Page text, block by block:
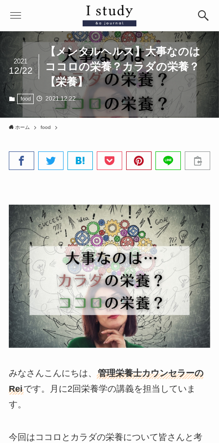
【メンタルヘルス】大事なのは
ココロの栄養？カラダの栄養？
【栄養】
2021
12/22
food 2021.12.22
ホーム food
みなさんこんにちは、 管理栄養士カウンセラーの
Reiです。月に2回栄養学の講義を担当していま
す。
今回はココロとカラダの栄養について皆さんと考